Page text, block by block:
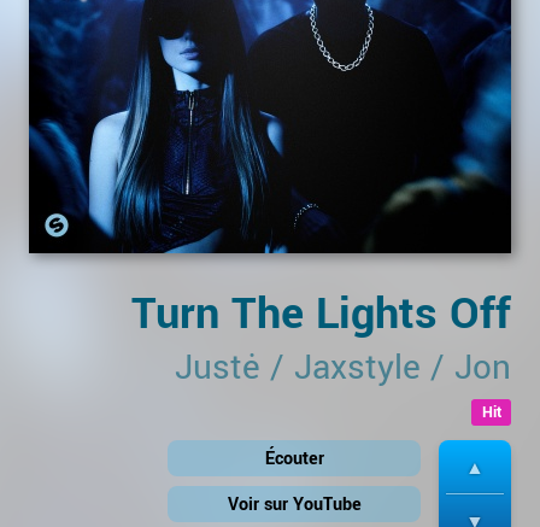
Turn The Lights Off
Justė / Jaxstyle / Jon
Hit
Écouter
Voir sur YouTube